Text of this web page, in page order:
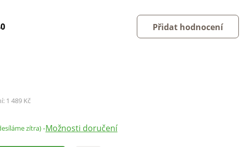
Přidat hodnocení
1 489 Kč
zítra)-Možnosti doručení